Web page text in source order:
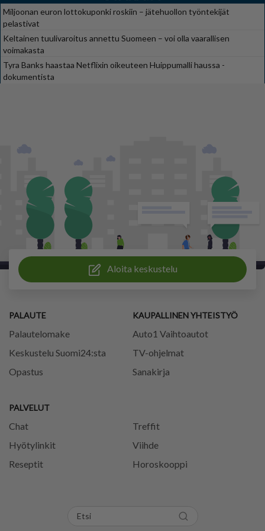
Miljoonan euron lottokuponki roskiin – jätehuollon työntekijät
pelastivat
Keltainen tuulivaroitus annettu Suomeen – voi olla vaarallisen
voimakasta
Tyra Banks haastaa Netflixin oikeuteen Huippumalli haussa -
dokumentista
Aloita keskustelu
PALAUTE
Palautelomake
Keskustelu Suomi24:sta
Opastus
PALVELUT
Chat
Treffit
Hyötylinkit
Viihde
Reseptit
Horoskooppi
KAUPALLINEN YHTEISTYÖ
Auto1 Vaihtoautot
TV-ohjelmat
Sanakirja